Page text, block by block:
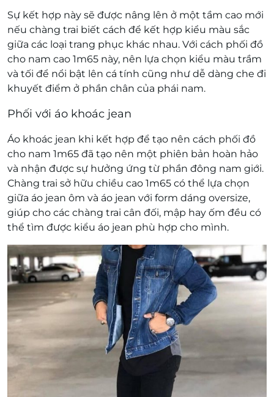
Sự kết hợp này sẽ được nâng lên ở một tầm cao mới
nếu chàng trai biết cách để kết hợp kiểu màu sắc
giữa các loại trang phục khác nhau. Với cách phối đồ
cho nam cao 1m65 này, nên lựa chọn kiểu màu trầm
và tối để nổi bật lên cá tính cũng như dễ dàng che đi
khuyết điểm ở phần chân của phái nam.
Phối với áo khoác jean
Áo khoác jean khi kết hợp để tạo nên cách phối đồ
cho nam 1m65 đã tạo nên một phiên bản hoàn hảo
và nhận được sự hưởng ứng từ phần đông nam giới.
Chàng trai sở hữu chiều cao 1m65 có thể lựa chọn
giữa áo jean ôm và áo jean với form dáng oversize,
giúp cho các chàng trai cân đối, mập hay ốm đều có
thể tìm được kiểu áo jean phù hợp cho mình.